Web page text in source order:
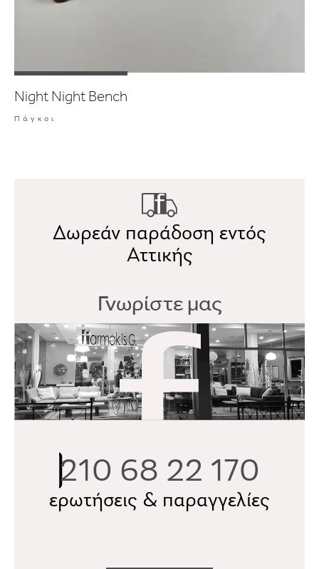
Night Night Bench
Πάγκοι
Δωρεάν παράδοση εντός
Αττικής
Γνωρίστε μας
210 68 22 170
ερωτήσεις & παραγγελίες